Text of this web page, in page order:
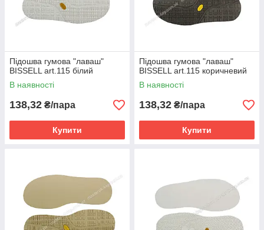
Підошва гумова "лаваш"
BISSELL art.115 білий
В наявності
138,32 ₴/пара
Купити
Підошва гумова "лаваш"
BISSELL art.115 коричневий
В наявності
138,32 ₴/пара
Купити